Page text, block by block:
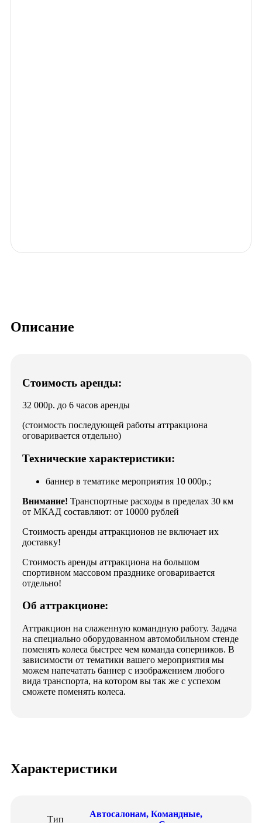
Описание
Стоимость аренды:
32 000р. до 6 часов аренды
(стоимость последующей работы аттракциона
оговаривается отдельно)
Технические характеристики:
баннер в тематике мероприятия 10 000р.;
Внимание! Транспортные расходы в пределах 30 км
от МКАД составляют: от 10000 рублей
Стоимость аренды аттракционов не включает их
доставку!
Стоимость аренды аттракциона на большом
спортивном массовом празднике оговаривается
отдельно!
Об аттракционе:
Аттракцион на слаженную командную работу. Задача
на специально оборудованном автомобильном стенде
поменять колеса быстрее чем команда соперников. В
зависимости от тематики вашего мероприятия мы
можем напечатать баннер с изображением любого
вида транспорта, на котором вы так же с успехом
сможете поменять колеса.
Характеристики
Тип
Автосалонам, Командные,